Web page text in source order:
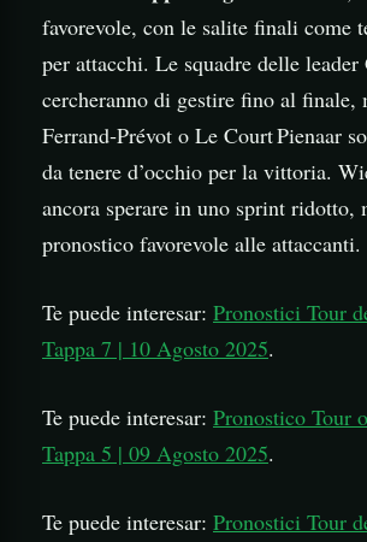
favorevole, con le salite finali come
per attacchi. Le squadre delle leader
cercheranno di gestire fino al finale,
Ferrand‑Prévot o Le Court Pienaar
da tenere d’occhio per la vittoria.
ancora sperare in uno sprint ridotto,
pronostico favorevole alle attaccanti.
Te puede interesar: Pronostici Tour
Tappa 7 | 10 Agosto 2025.
Te puede interesar: Pronostico Tour
Tappa 5 | 09 Agosto 2025.
Te puede interesar: Pronostici Tour